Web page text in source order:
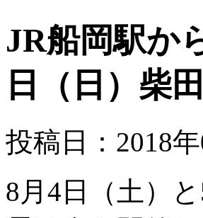
JR船岡駅か
日（日）柴
投稿日：2018
8月4日（土）